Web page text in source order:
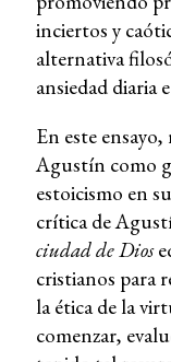
inciertos y
alternativa
ansiedad diaria
En este
Agustín como
estoicismo en
crítica de
ciudad de Dios
cristianos para
la ética de la
comenzar,